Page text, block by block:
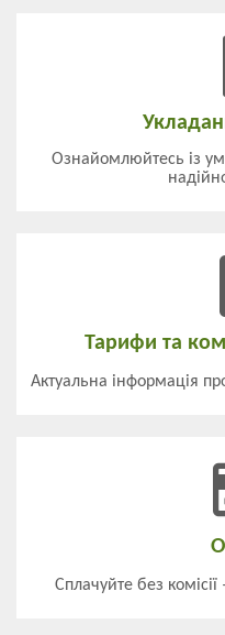
Ознайомлюйтесь із
Тарифи та
Актуальна інформація
Сплачуйте без